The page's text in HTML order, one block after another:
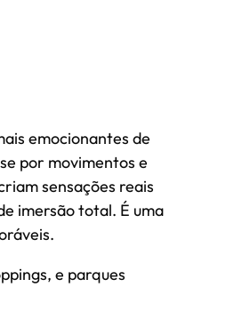
emocionantes de
por movimentos e
sensações reais
imersão total. É uma
e parques